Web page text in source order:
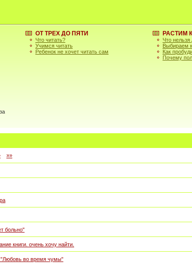
ОТ ТРЕХ ДО ПЯТИ
Что читать?
Учимся читать
Ребенок не хочет читать сам
РАСТИМ
Что нельзя
Выбираем
Как
Почему
»»
больно"
книги. очень хочу найти.
"Любовь во время чумы"